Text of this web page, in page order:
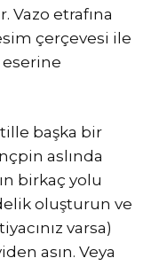
Vazo etrafına
çerçevesi ile
başka bir
aslında
birkaç yolu
oluşturun ve
varsa)
asın. Veya